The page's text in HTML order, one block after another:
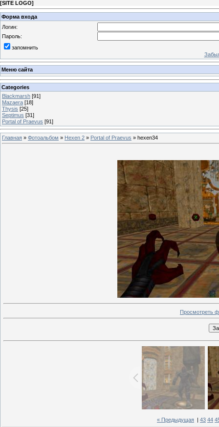
[SITE LOGO]
Форма входа
Логин:
Пароль:
запомнить
Меню сайта
Categories
Blackmarsh [91]
Mazaera [18]
Thysis [25]
Septimus [31]
Portal of Praevus [91]
Главная » Фотоальбом » Hexen 2 » Portal of Praevus » hexen34
Просмотреть
« Предыдущая 43 44